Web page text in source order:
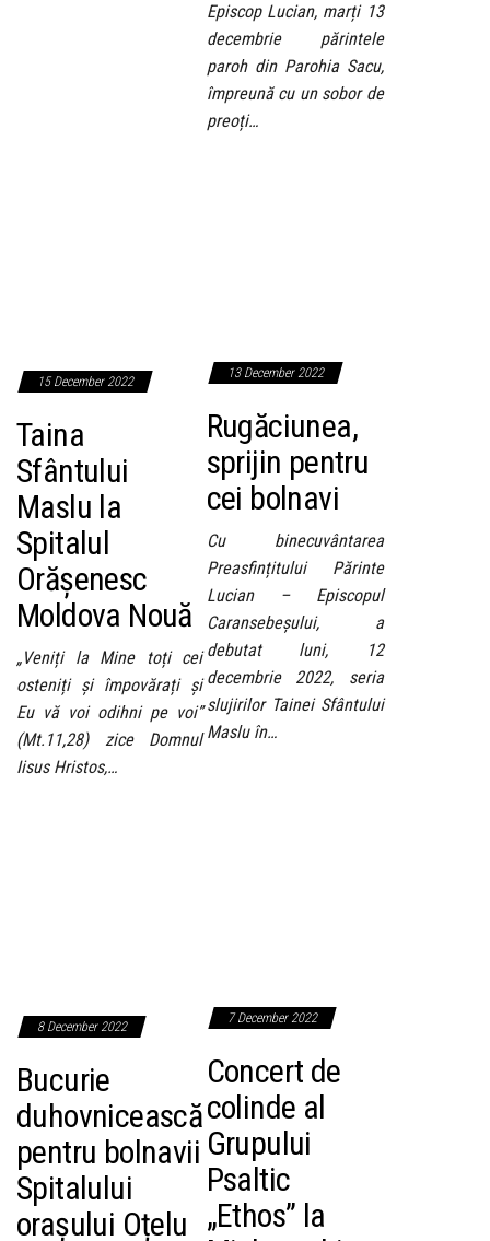
Episcop Lucian, marți 13
decembrie părintele
paroh din Parohia Sacu,
împreună cu un sobor de
preoți…
15 December 2022
Taina
Sfântului
Maslu la
Spitalul
Orășenesc
Moldova Nouă
„Veniți la Mine toți cei
osteniți și împovărați și
Eu vă voi odihni pe voi”
(Mt.11,28) zice Domnul
Iisus Hristos,…
13 December 2022
Rugăciunea,
sprijin pentru
cei bolnavi
Cu binecuvântarea
Preasfințitului Părinte
Lucian – Episcopul
Caransebeșului, a
debutat luni, 12
decembrie 2022, seria
slujirilor Tainei Sfântului
Maslu în…
8 December 2022
Bucurie
duhovnicească
pentru bolnavii
Spitalului
orașului Oțelu
7 December 2022
Concert de
colinde al
Grupului
Psaltic
„Ethos” la